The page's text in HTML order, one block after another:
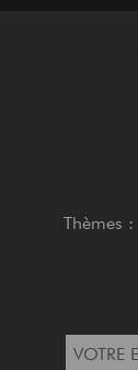
Thèmes :